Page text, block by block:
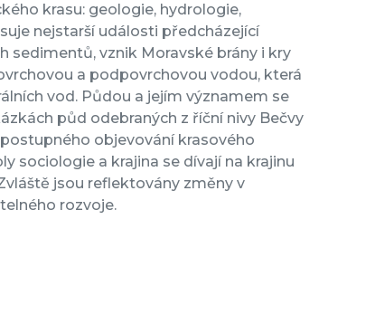
krasu: geologie, hydrologie,
nejstarší události předcházející
sedimentů, vznik Moravské brány i kry
a podpovrchovou vodou, která
vod. Půdou a jejím významem se
půd odebraných z říční nivy Bečvy
objevování krasového
sociologie a krajina se dívají na krajinu
jsou reflektovány změny v
rozvoje.